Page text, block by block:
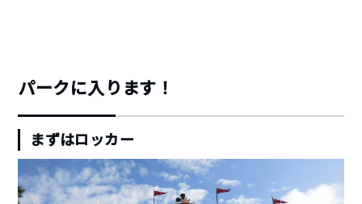
パークに入ります！
まずはロッカー